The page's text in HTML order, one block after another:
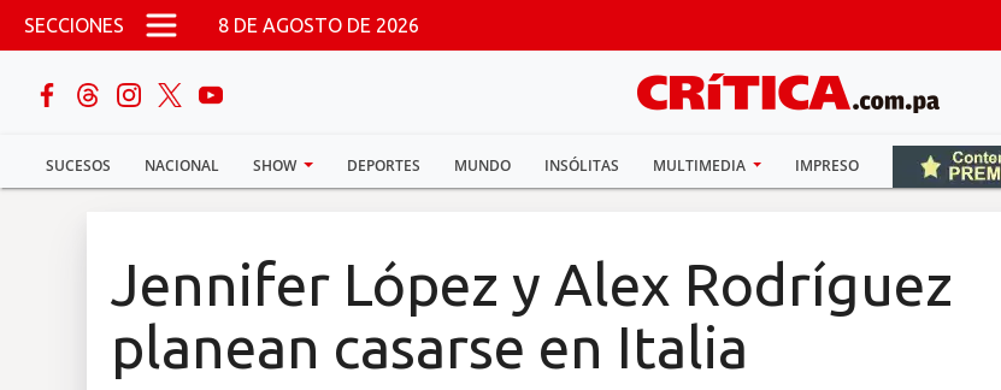
Pasar al contenido principal
SECCIONES 8 DE AGOSTO DE 2026
SUCESOS NACIONAL SHOW DEPORTES MUNDO INSÓLITAS MULTIMEDIA IMPRESO
buscar
Sucesos
Jennifer López y Alex Rodríguez
planean casarse en Italia